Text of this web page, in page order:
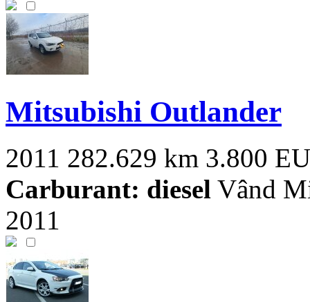
Mitsubishi Outlander
2011 282.629 km 3.800
Carburant: diesel Vând
2011